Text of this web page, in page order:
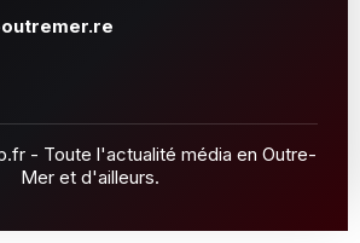
- Toute l'actualité média en Outre-
Mer et d'ailleurs.